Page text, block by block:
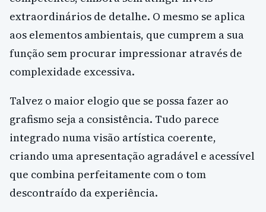
extraordinários de detalhe. O mesmo se aplica
aos elementos ambientais, que cumprem a sua
função sem procurar impressionar através de
complexidade excessiva.
Talvez o maior elogio que se possa fazer ao
grafismo seja a consistência. Tudo parece
integrado numa visão artística coerente,
criando uma apresentação agradável e acessível
que combina perfeitamente com o tom
descontraído da experiência.